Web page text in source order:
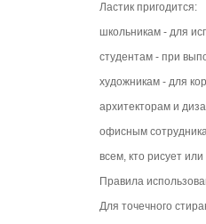
Ластик пригодится:
школьникам - для
студентам - при
художникам - для
архитекторам и
офисным
всем, кто рисует
Правила
Для точечного